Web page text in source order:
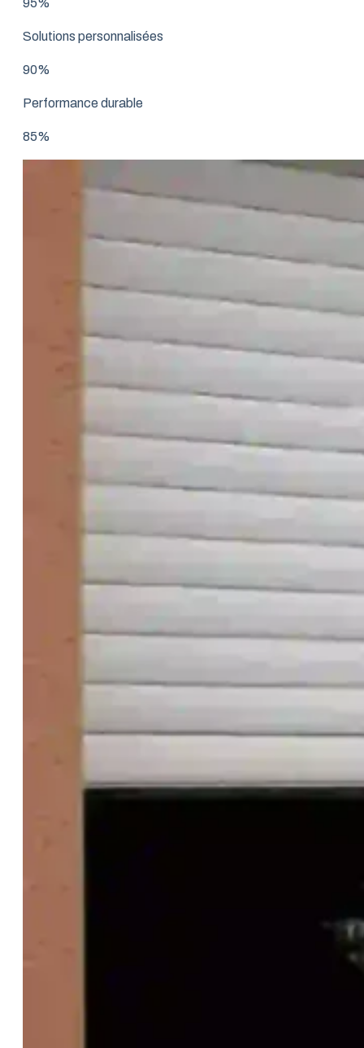
95%
Solutions personnalisées
90%
Performance durable
85%